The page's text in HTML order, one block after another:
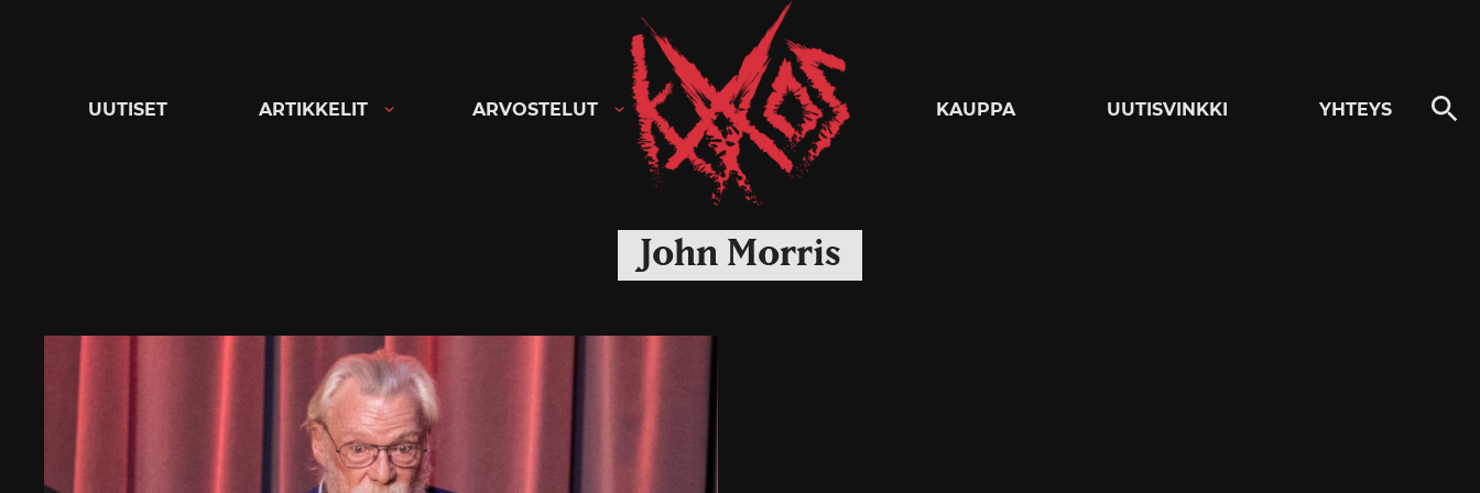
Kaaoszine
UUTISET ARTIKKELIT ARVOSTELUT KAUPPA UUTISVINKKI YHTEYS
John Morris